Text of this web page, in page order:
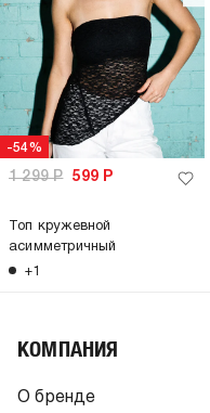
-54%
1 299Р 599 Р
Топ кружевной
асимметричный
+1
КОМПАНИЯ
О бренде